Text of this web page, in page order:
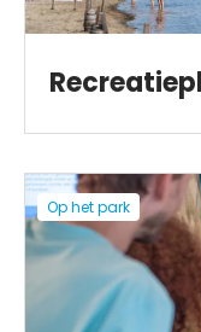
Op het park